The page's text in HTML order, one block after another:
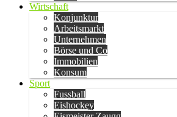
Wirtschaft
Konjunktur
Arbeitsmarkt
Unternehmen
Börse und Co
Immobilien
Konsum
Sport
Fussball
Eishockey